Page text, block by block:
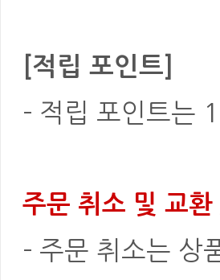
[적립 포인트]
- 적립 포인트는
주문 취소 및 교
- 주문 취소는 상